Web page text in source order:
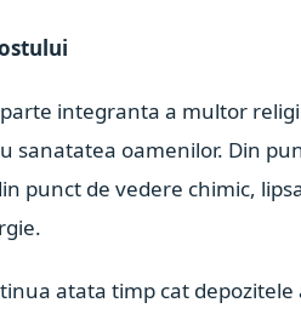
integranta a multor
sanatatea oamenilor. Din
punct de vedere chimic,
atata timp cat